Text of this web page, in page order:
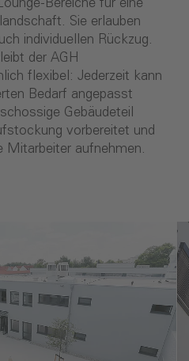
Bereiche für eine
Sie erlauben
individuellen Rückzug.
der AGH
flexibel: Jederzeit kann
Bedarf angepasst
Gebäudeteil
vorbereitet und
Mitarbeiter aufnehmen.